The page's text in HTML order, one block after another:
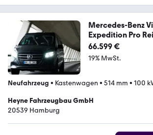
Mercedes-Benz
Expedition Pro
66.599 €
19% MwSt.
Neufahrzeug • Kastenwagen • 514 mm • 100
Heyne Fahrzeugbau GmbH
20539 Hamburg